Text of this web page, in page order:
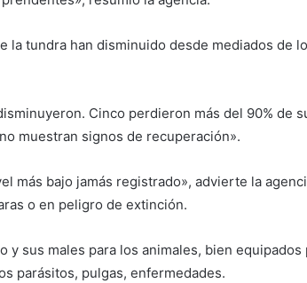
la tundra han disminuido desde mediados de
Cinco perdieron más del 90% de
muestran signos de recuperación».
más bajo jamás registrado», advierte la
o en peligro de extinción.
y sus males para los animales, bien equipados
parásitos, pulgas, enfermedades.